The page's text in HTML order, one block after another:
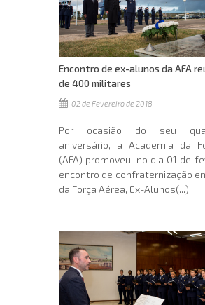
Encontro de ex-alunos da AFA
de 400 militares
02 de Fevereiro de 2018
Por ocasião do seu
aniversário, a Academia da
(AFA) promoveu, no dia 01 de
encontro de confraternização
da Força Aérea, Ex-Alunos(...)